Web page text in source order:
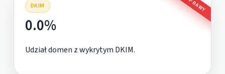
DKIM
0.0%
Udział domen z wykrytym DKIM.